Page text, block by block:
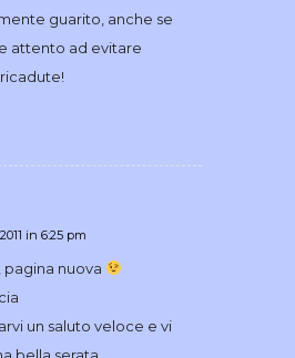
guarito, anche se
attento ad evitare
in 6:25 pm
pagina nuova
un saluto veloce e vi